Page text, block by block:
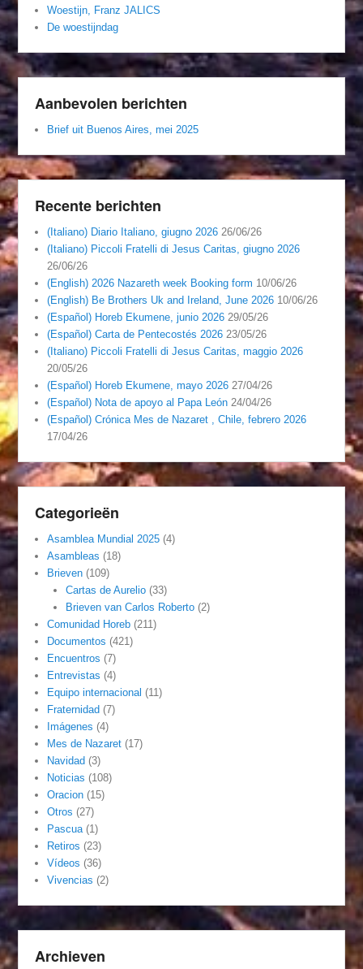
Woestijn, Franz JALICS
De woestijndag
Aanbevolen berichten
Brief uit Buenos Aires, mei 2025
Recente berichten
(Italiano) Diario Italiano, giugno 2026 26/06/26
(Italiano) Piccoli Fratelli di Jesus Caritas, giugno 2026
26/06/26
(English) 2026 Nazareth week Booking form 10/06/26
(English) Be Brothers Uk and Ireland, June 2026 10/06/26
(Español) Horeb Ekumene, junio 2026 29/05/26
(Español) Carta de Pentecostés 2026 23/05/26
(Italiano) Piccoli Fratelli di Jesus Caritas, maggio 2026
20/05/26
(Español) Horeb Ekumene, mayo 2026 27/04/26
(Español) Nota de apoyo al Papa León 24/04/26
(Español) Crónica Mes de Nazaret , Chile, febrero 2026
17/04/26
Categorieën
Asamblea Mundial 2025 (4)
Asambleas (18)
Brieven (109)
Cartas de Aurelio(33)
Brieven van Carlos Roberto(2)
Comunidad Horeb (211)
Documentos (421)
Encuentros (7)
Entrevistas (4)
Equipo internacional (11)
Fraternidad (7)
Imágenes (4)
Mes de Nazaret (17)
Navidad (3)
Noticias (108)
Oracion (15)
Otros (27)
Pascua (1)
Retiros (23)
Vídeos (36)
Vivencias (2)
Archieven